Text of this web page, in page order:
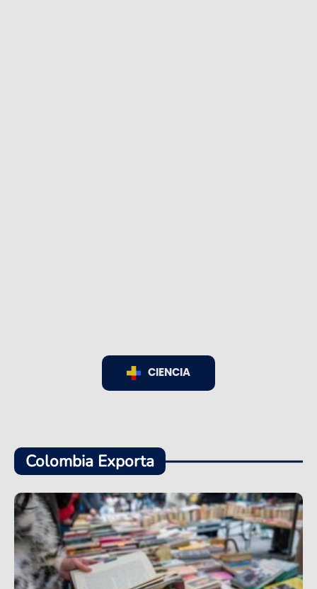
CIENCIA
Colombia Exporta